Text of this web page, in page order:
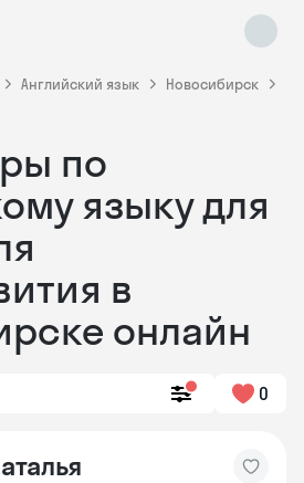
Английский язык
Новосибирск
по
языку для
в
онлайн
0